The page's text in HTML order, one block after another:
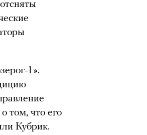
1».
том, что его
Кубрик.